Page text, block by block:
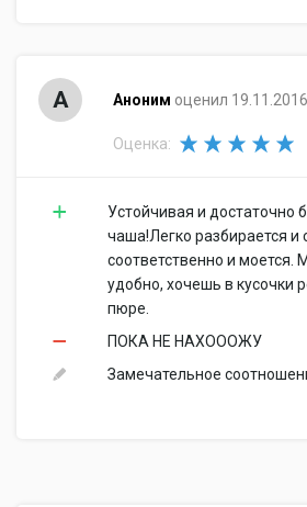
А Аноним оценил 19.11.2016
Оценка:
Устойчивая и достаточно
чаша!Легко разбирается и
соответственно и моется.
удобно, хочешь в кусочки
пюре.
ПОКА НЕ НАХОООЖУ
Замечательное